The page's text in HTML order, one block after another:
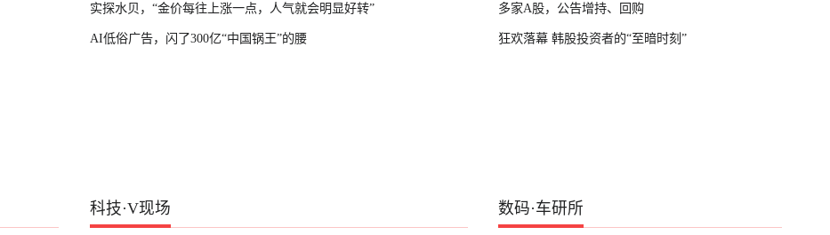
实探水贝，“金价每往上涨一点，人气就会明显好转”
AI低俗广告，闪了300亿“中国锅王”的腰
多家A股，公告增持、回购
狂欢落幕 韩股投资者的“至暗时刻”
科技·V现场 数码·车研所